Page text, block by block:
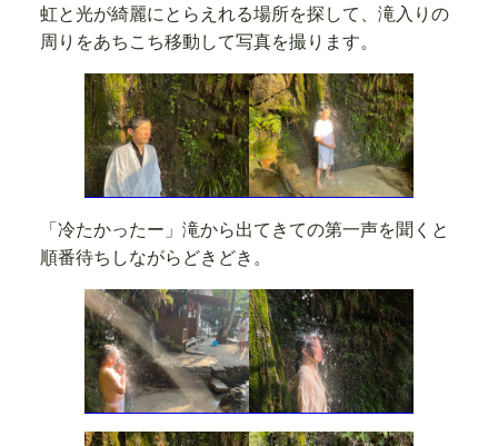
虹と光が綺麗にとらえれる場所を探して、滝入りの
周りをあちこち移動して写真を撮ります。
「冷たかったー」滝から出てきての第一声を聞くと
順番待ちしながらどきどき。